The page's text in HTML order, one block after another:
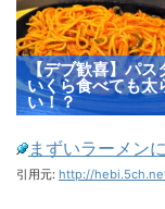
【デブ歓喜】パス
いくら食べても太
い！？
まずいラーメン
引用元: http://